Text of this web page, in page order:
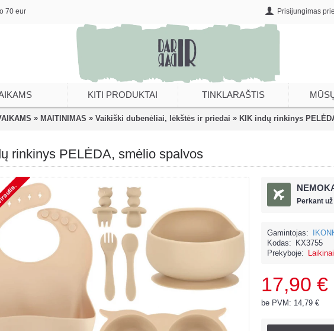
70 eur Prisijungimas
KITI PRODUKTAI TINKLARAŠTIS
» MAITINIMAS » Vaikiški dubenėliai, lėkštės ir priedai » KIK indų rinkinys
rinkinys PELĖDA, smėlio spalvos
Perkant už
Gamintojas:
Kodas:
KX3755
Prekyboje:
17,90 €
be PVM: 14,79 €